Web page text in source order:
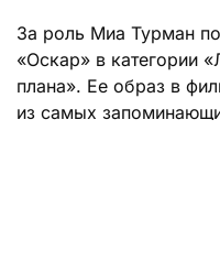
За роль Миа Турман
«Оскар» в категории
плана». Ее образ в
из самых